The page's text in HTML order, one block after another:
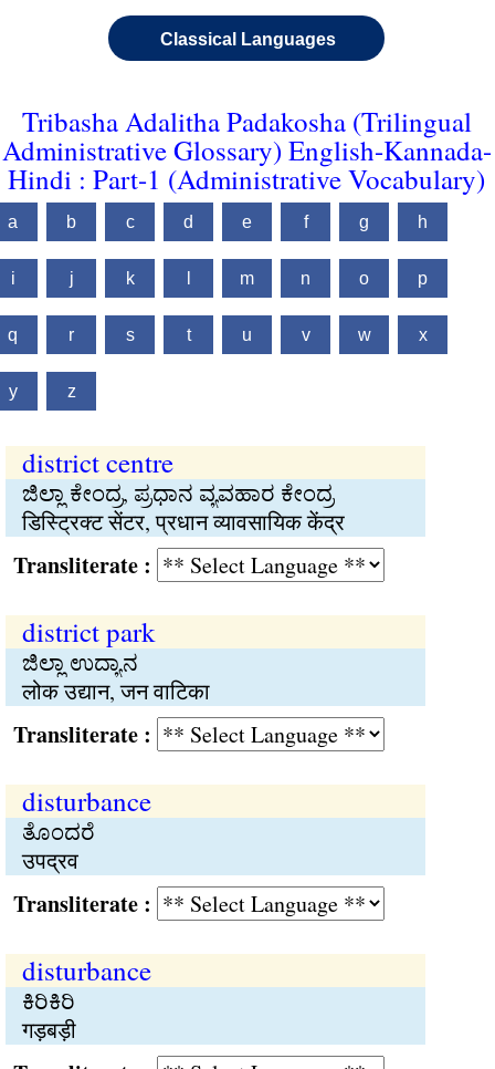
Classical Languages
Tribasha Adalitha Padakosha (Trilingual
Administrative Glossary) English-Kannada-
Hindi : Part-1 (Administrative Vocabulary)
a b c d e f g h
i j k m n o p
q r s t u v w x
y z
district centre
ಜಿಲ್ಲಾ ಕೇಂದ್ರ, ಪ್ರಧಾನ ವ್ಯವಹಾರ ಕೇಂದ್ರ
डिस्ट्रिक्ट सेंटर, प्रधान व्यावसायिक केंद्र
:
district park
ಜಿಲ್ಲಾ ಉದ್ಯಾನ
लोक उद्यान, जन वाटिका
:
disturbance
ತೊಂದರೆ
उपद्रव
:
disturbance
ಕಿರಿಕಿರಿ
गड़बड़ी